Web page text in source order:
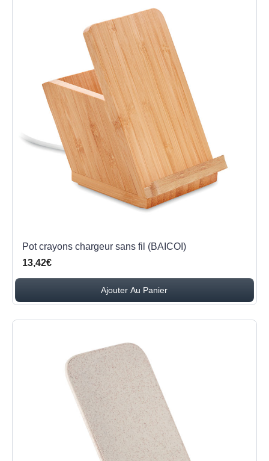
Pot crayons chargeur sans fil (BAICOI)
13,42€
Ajouter Au Panier